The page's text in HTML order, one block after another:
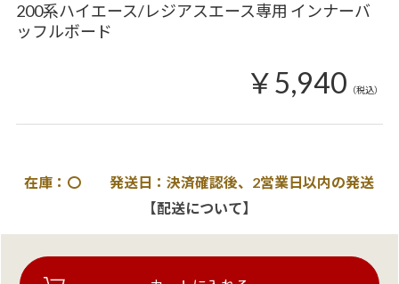
200系ハイエース/レジアスエース専用 インナーバ
ッフルボード
￥5,940 （税込）
在庫：〇 発送日：決済確認後、2営業日以内の発送
【配送について】